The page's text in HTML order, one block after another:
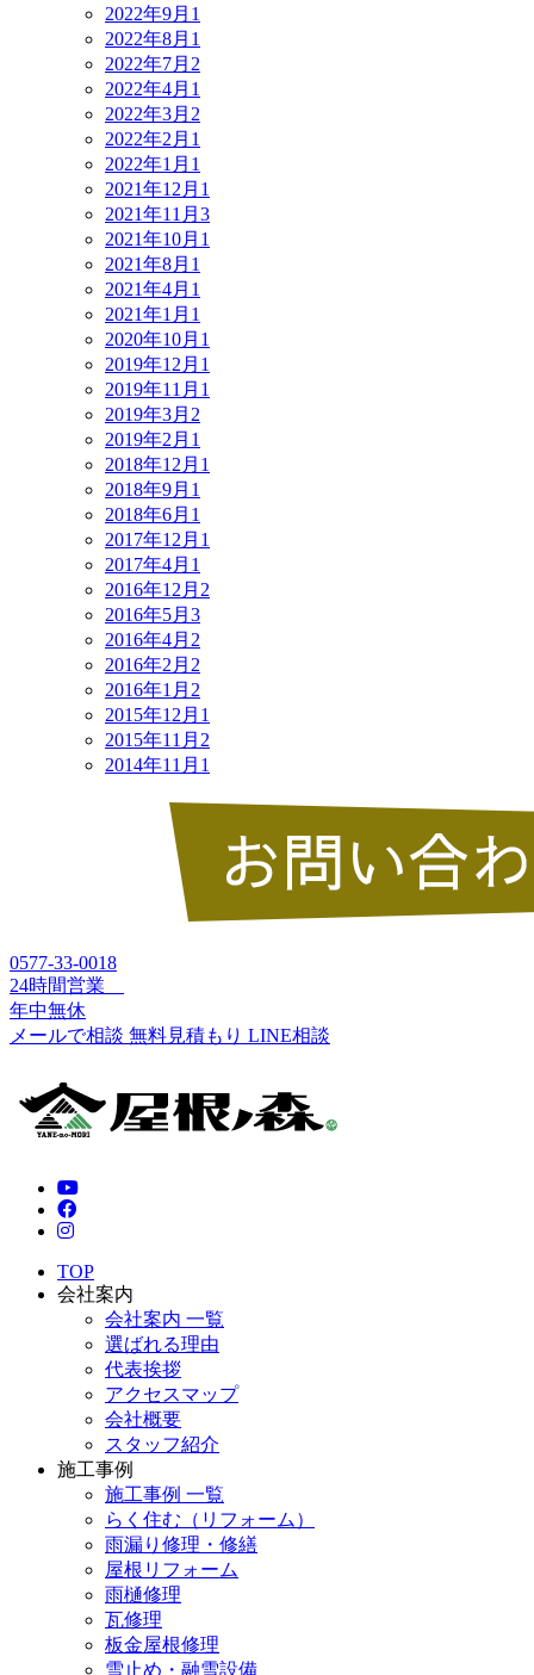
2022年9月 1
2022年8月 1
2022年7月 2
2022年4月 1
2022年3月 2
2022年2月 1
2022年1月 1
2021年12月 1
2021年11月 3
2021年10月 1
2021年8月 1
2021年4月 1
2021年1月 1
2020年10月 1
2019年12月 1
2019年11月 1
2019年3月 2
2019年2月 1
2018年12月 1
2018年9月 1
2018年6月 1
2017年12月 1
2017年4月 1
2016年12月 2
2016年5月 3
2016年4月 2
2016年2月 2
2016年1月 2
2015年12月 1
2015年11月 2
2014年11月 1
0577-33-0018
24時間営業
年中無休
メールで相談 無料見積もり LINE相談
TOP
会社案内
会社案内 一覧
選ばれる理由
代表挨拶
アクセスマップ
会社概要
スタッフ紹介
施工事例
施工事例 一覧
らく住む（リフォーム）
雨漏り修理・修繕
屋根リフォーム
雨樋修理
瓦修理
板金屋根修理
雪止め・融雪設備